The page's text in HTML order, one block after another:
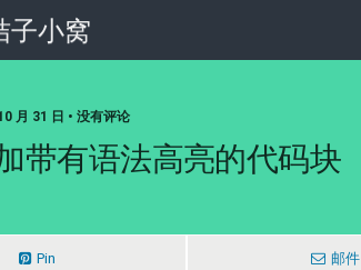
子小窝
月 31 日 • 没有评论
带有语法高亮的代码块
Pin 邮件